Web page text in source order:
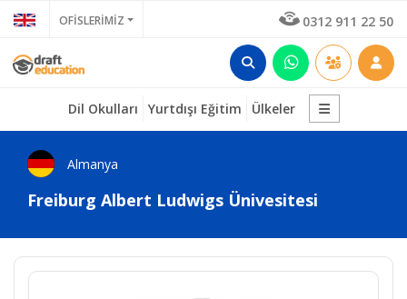
OFİSLERİMİZ 0312 911 22 50
Dil Okulları Yurtdışı Eğitim Ülkeler
Almanya
Freiburg Albert Ludwigs Ünivesitesi